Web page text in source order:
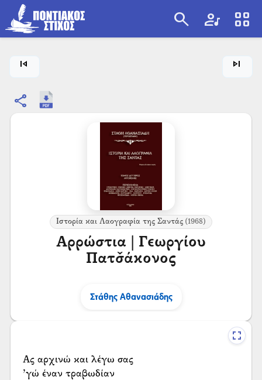
search artist view_cozy
skip_previous skip_next
share
Ιστορία και Λαογραφία της Σαντάς (1968)
Αρρώστια | Γεωργίου
Πατσ̌άκονος
Στάθης Αθανασιάδης
Ας αρχινώ και λέγω σας
’γώ έναν τραβωδίαν